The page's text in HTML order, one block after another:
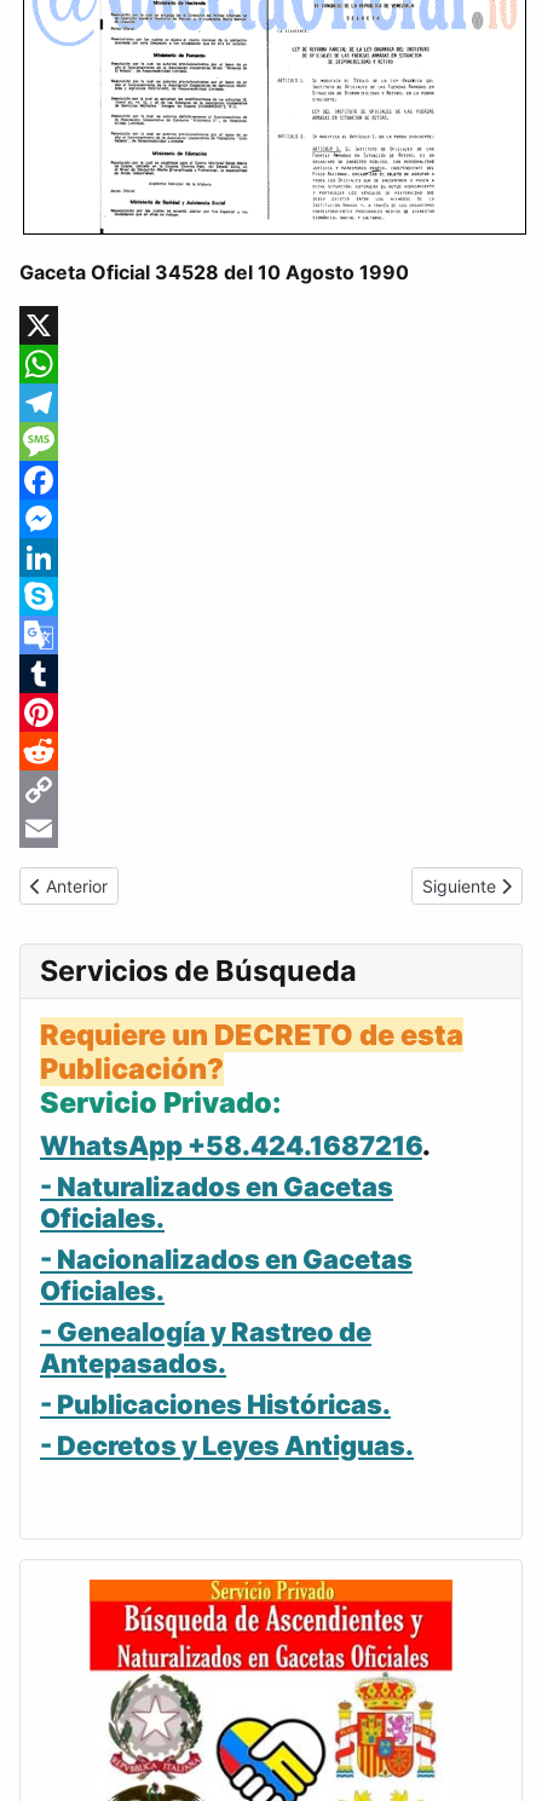
Gaceta Oficial 34528 del 10 Agosto 1990
X
WhatsApp
Telegram
Message
Facebook
Messenger
LinkedIn
Skype
Google
Translate
Tumblr
Pinterest
Reddit
Copy
Link
Email
Artículo anterior: Gaceta Oficial de Venezuela #34527 del
Anterior Artículo
Siguiente
Servicios de Búsqueda
Requiere un DECRETO de esta
Publicación?
Servicio Privado:
WhatsApp +58.424.1687216.
- Naturalizados en Gacetas
Oficiales.
- Nacionalizados en Gacetas
Oficiales.
- Genealogía y Rastreo de
Antepasados.
- Publicaciones Históricas.
- Decretos y Leyes Antiguas.